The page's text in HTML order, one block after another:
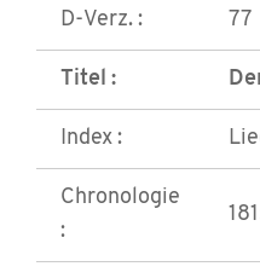
D-Verz. : 77
Titel :
Index :
Chronologie
: